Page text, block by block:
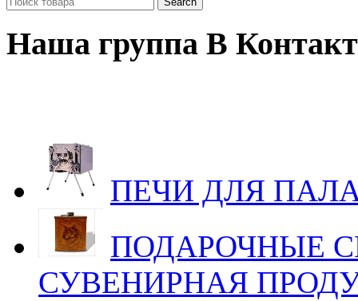
Наша группа В
ПЕЧИ ДЛЯ
ПОДАРОЧНЫЕ
СУВЕНИРНАЯ